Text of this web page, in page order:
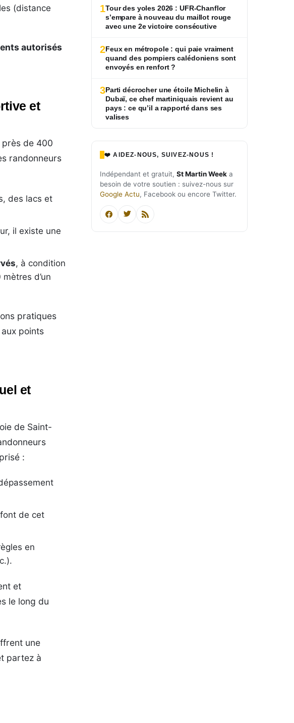
(distance
autorisés
et
près de 400
randonneurs
des lacs et
il existe une
, à condition
d’un
pratiques
points
et
de Saint-
:
de cet
en
et
le long du
une
partez à
1Tour des yoles 2026 : UFR-Chanflor
s’empare à nouveau du maillot rouge
avec une 2e victoire consécutive
2Feux en métropole : qui paie vraiment
quand des pompiers calédoniens sont
envoyés en renfort ?
3Parti décrocher une étoile Michelin à
Dubaï, ce chef martiniquais revient au
pays : ce qu’il a rapporté dans ses
valises
❤️ AIDEZ-NOUS, SUIVEZ-NOUS !
Indépendant et gratuit, St Martin Week a
besoin de votre soutien : suivez-nous sur
Google Actu, Facebook ou encore Twitter.